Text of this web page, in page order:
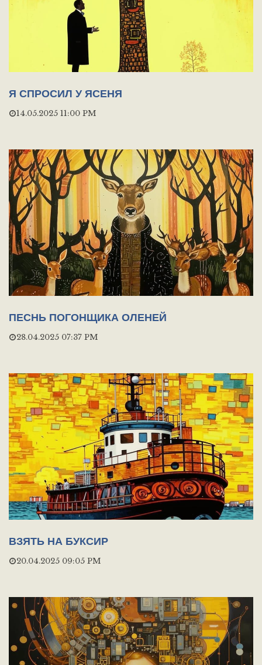
Я СПРОСИЛ У ЯСЕНЯ
14.05.2025 11:00 PM
ПЕСНЬ ПОГОНЩИКА ОЛЕНЕЙ
28.04.2025 07:37 PM
ВЗЯТЬ НА БУКСИР
20.04.2025 09:05 PM